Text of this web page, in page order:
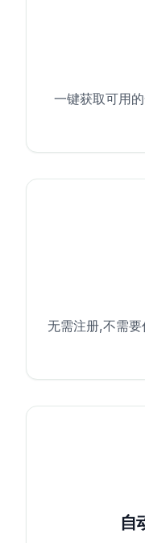
一键获取可用
无需注册,不需
自